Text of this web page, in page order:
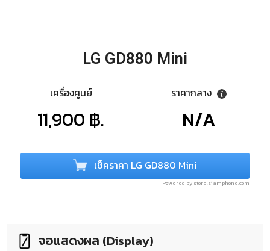
LG GD880 Mini
เครื่องศูนย์
11,900 ฿.
ราคากลาง
N/A
เช็คราคา LG GD880 Mini
Powered by store.siamphone.com
จอแสดงผล (Display)